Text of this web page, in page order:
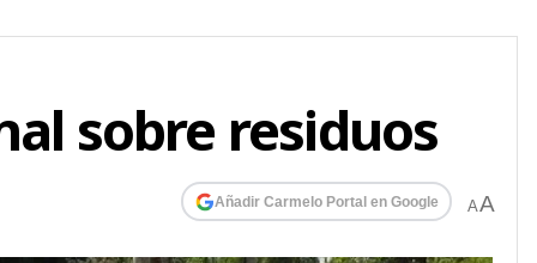
sobre residuos
Añadir Carmelo Portal en Google AA